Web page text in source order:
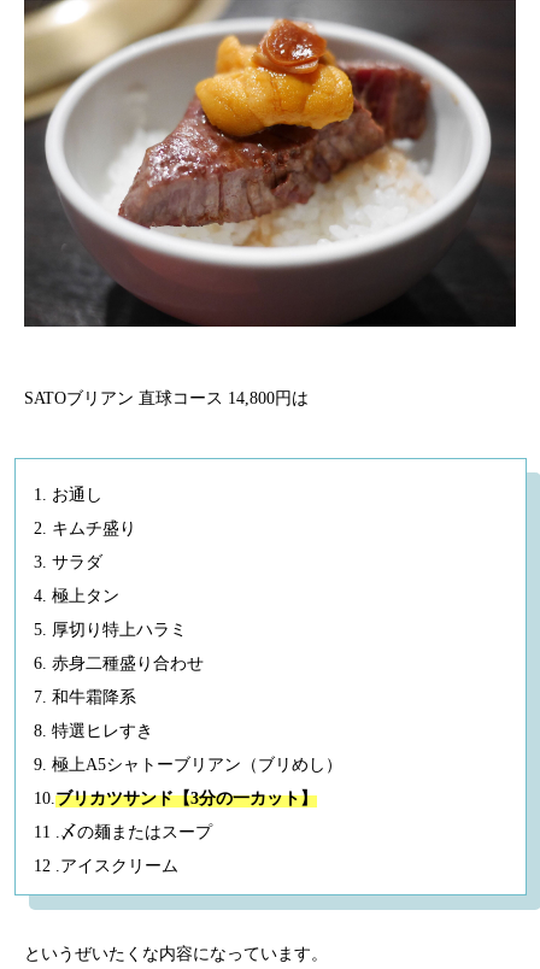
SATOブリアン 直球コース 14,800円は
1. お通し
2. キムチ盛り
3. サラダ
4. 極上タン
5. 厚切り特上ハラミ
6. 赤身二種盛り合わせ
7. 和牛霜降系
8. 特選ヒレすき
9. 極上A5シャトーブリアン（ブリめし）
10.ブリカツサンド【3分の一カット】
11 .〆の麺またはスープ
12 .アイスクリーム
というぜいたくな内容になっています。